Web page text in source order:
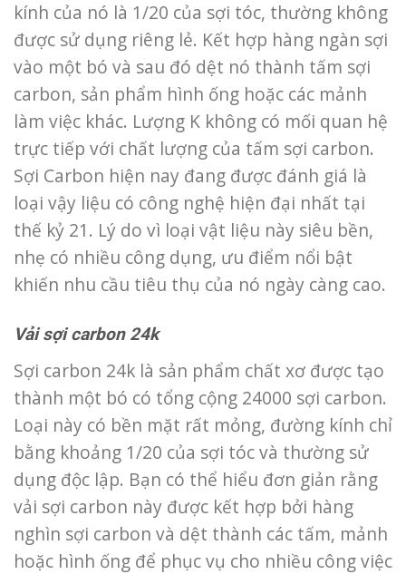
kính của nó là 1/20 của sợi tóc, thường không
được sử dụng riêng lẻ. Kết hợp hàng ngàn sợi
vào một bó và sau đó dệt nó thành tấm sợi
carbon, sản phẩm hình ống hoặc các mảnh
làm việc khác. Lượng K không có mối quan hệ
trực tiếp với chất lượng của tấm sợi carbon.
Sợi Carbon hiện nay đang được đánh giá là
loại vậy liệu có công nghệ hiện đại nhất tại
thế kỷ 21. Lý do vì loại vật liệu này siêu bền,
nhẹ có nhiều công dụng, ưu điểm nổi bật
khiến nhu cầu tiêu thụ của nó ngày càng cao.
Vải sợi carbon 24k
Sợi carbon 24k là sản phẩm chất xơ được tạo
thành một bó có tổng cộng 24000 sợi carbon.
Loại này có bền mặt rất mỏng, đường kính chỉ
bằng khoảng 1/20 của sợi tóc và thường sử
dụng độc lập. Bạn có thể hiểu đơn giản rằng
vải sợi carbon này được kết hợp bởi hàng
nghìn sợi carbon và dệt thành các tấm, mảnh
hoặc hình ống để phục vụ cho nhiều công việc